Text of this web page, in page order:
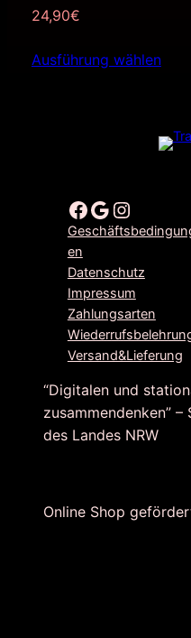
24,90€
Ausführung wählen
Facebook Google Instagram
en
Datenschutz
Impressum
Zahlungsarten
Versand&Lieferung
“Digitalen und
zusammendenken”
des Landes NRW
Online Shop